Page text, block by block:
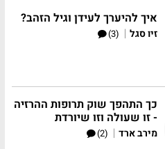
איך להיערך לעידן וגיל הזהב?
זיו סגל |
(3)
כך התהפך שוק תרופות ההרזיה
- זו שעולה וזו שיורדת
מירב ארד |
(2)